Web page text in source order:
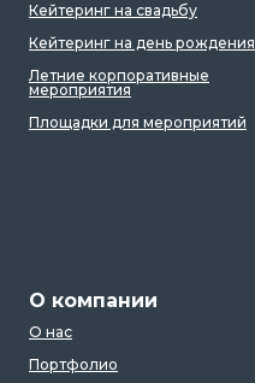
Кейтеринг на свадьбу
Кейтеринг на день рождения
Летние корпоративные
мероприятия
Площадки для мероприятий
О компании
О нас
Портфолио